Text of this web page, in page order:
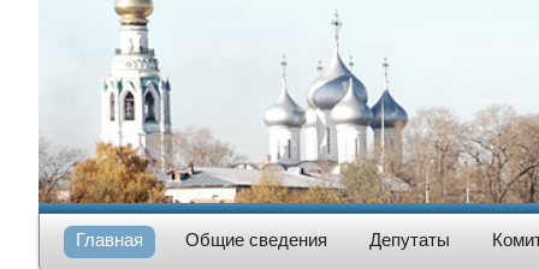
Главная Общие сведения Депутаты